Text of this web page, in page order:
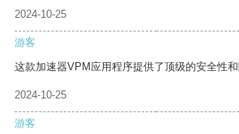
2024-10-25
游客
这款加速器VPM应用程序提供了顶级的安全性和
2024-10-25
游客